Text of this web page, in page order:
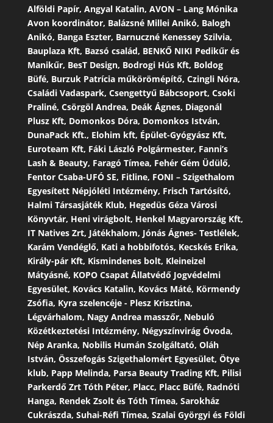
Alföldi Papír, Angyal Katalin, AVON – Lang Mónika
Avon koordinátor, Balázsné Millei Anikó, Balogh
Anikó, Banga Eszter, Barnuczné Kenessey Szilvia,
Bauplaza Kft, Bazsó család, BENKŐ NIKI Pedikűr és
Manikűr, BesT Design, Bodrogi Hús Kft, Boldog
Büfé, Burzuk Patrícia műkörömépítő, Czingli Nóra,
Családi Vadaspark, Csengettyű Bábcsoport, Csoki
Praliné, Csörgöl Andrea, Deák Ágnes, Diagonál
Plusz Kft, Domonkos Dóra, Domonkos István,
DunaPack Kft., Elohim kft, Épület-Gyógyász Kft,
Euroteam Kft, Fáki László Polgármester, Fanni’s
Lash & Beauty, Faragó Tímea, Fehér Gém Üdülő,
Fentor Csaba-UFÓ SE, Fitline, FONI – Szigethalom
Egyesített Népjóléti Intézmény, Frisch Tartósító,
Halmi Társasjáték Klub, Hegedüs Géza Városi
Könyvtár, Heni virágbolt, Henkel Magyarország Kft,
IT Natives Zrt, Játékhalom, Jónás Ágnes- Testlélek,
Karám Vendéglő, Kati a hobbifotós, Kecskés Erika,
Király-pár Kft, Kismindenes bolt, Kleineizel
Mátyásné, KOPO Csapat Állatvédő Jogvédelmi
Egyesület, Kovács Katalin, Kovács Máté, Körmendy
Zsófia, Kyra szelencéje - Plesz Krisztina,
Légvárhalom, Nagy Andrea masszőr, Nebuló
Közétkeztetési Intézmény, Négyszínvirág Óvoda,
Nép Aranka, Nobilis Humán Szolgáltató, Oláh
István, Összefogás Szigethalomért Egyesület, Ötye
klub, Papp Melinda, Parsa Beauty Trading Kft, Pilisi
Parkerdő Zrt Tóth Péter, Placc, Placc Büfé, Radnóti
Hanga, Rendek Zsolt és Tóth Tímea, Sarokház
Cukrászda, Suhai-Réfi Tímea, Szalai Györgyi és Földi